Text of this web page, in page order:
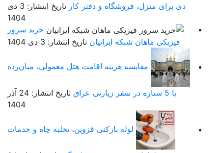
دی برای منزل، فروشگاه و دفتر کار
تاریخ انتشار: 3 دی
1404
خرید سرور
فیزیکی ماهان شبکه ایرانیان تاریخ انتشار: 3 دی 1404
مقایسه هزینه اقامت هتل معمولی، میان‌رده
تاریخ انتشار: 24 آذر
1404
لوله بازکنی قزوین، تخلیه چاه و خدمات